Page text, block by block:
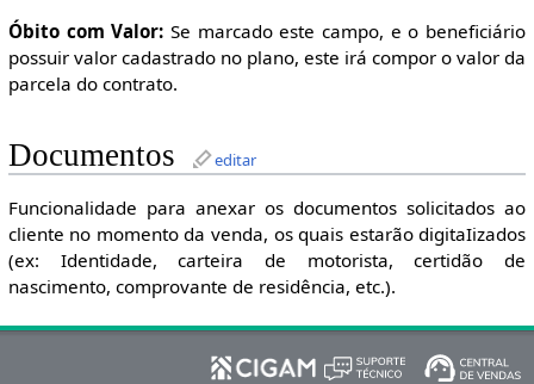
Óbito com Valor: Se marcado este campo, e o beneficiário
possuir valor cadastrado no plano, este irá compor o valor da
parcela do contrato.
Documentos editar
Funcionalidade para anexar os documentos solicitados ao
cliente no momento da venda, os quais estarão digitaIizados
(ex: Identidade, carteira de motorista, certidão de
nascimento, comprovante de residência, etc.).